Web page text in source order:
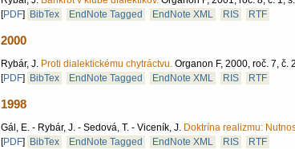
[PDF] BibTex EndNote Tagged EndNote XML RIS RTF
2000
Rybár, J. Proti dialektickému chytráctvu. Organon F, 2000, roč. 7, č.
[PDF] BibTex EndNote Tagged EndNote XML RIS RTF
1998
Gál, E. - Rybár, J. - Sedová, T. - Viceník, J. Doktrína realizmu:
[PDF] BibTex EndNote Tagged EndNote XML RIS RTF